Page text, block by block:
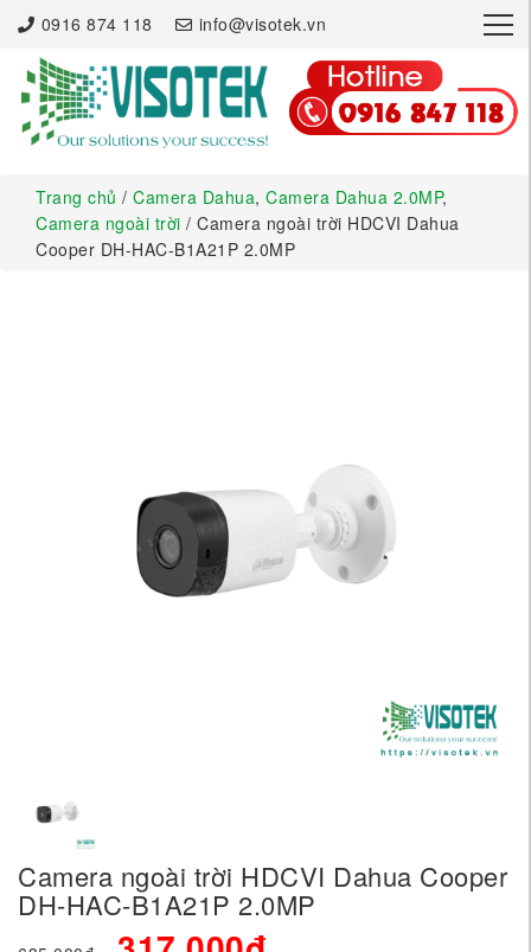
0916 874 118 info@visotek.vn ×
Trang chủ / Camera Dahua, Camera Dahua 2.0MP,
Camera ngoài trời / Camera ngoài trời HDCVI Dahua
Cooper DH-HAC-B1A21P 2.0MP
Camera ngoài trời HDCVI Dahua Cooper
DH-HAC-B1A21P 2.0MP